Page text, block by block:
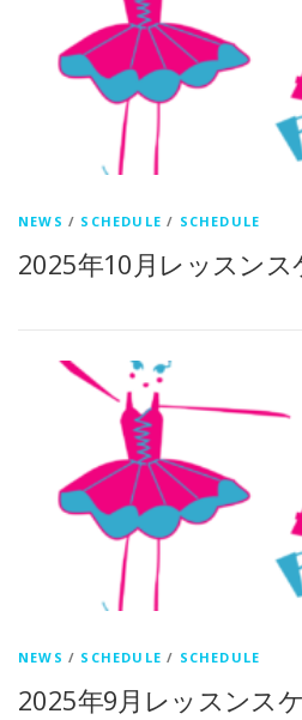
NEWS / SCHEDULE / SCHEDULE
2025年10月レッスン
NEWS / SCHEDULE / SCHEDULE
2025年9月レッスンス